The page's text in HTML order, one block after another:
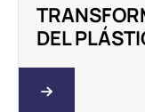
DEL